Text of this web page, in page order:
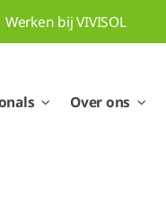
Werken bij VIVISOL
Over ons